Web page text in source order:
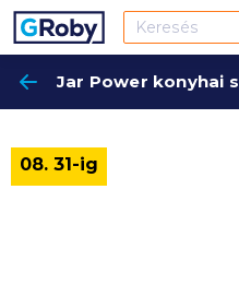
Jar Power konyhai
08. 31-ig